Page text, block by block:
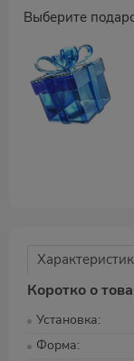
Выберите
Коротко о
Установка
Форма